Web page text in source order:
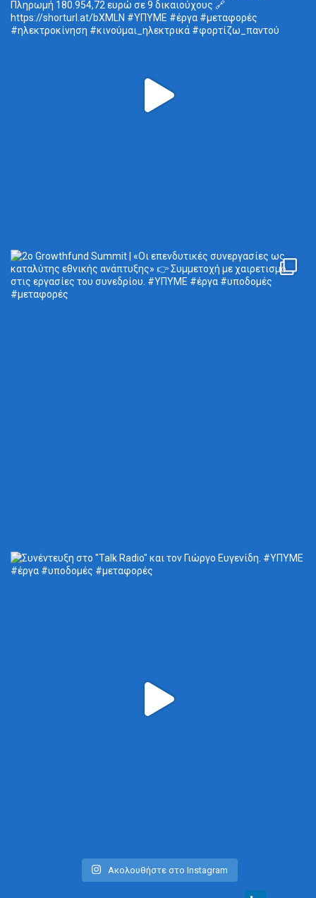
Ακολουθήστε στο Instagram